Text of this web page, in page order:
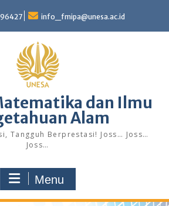
info_fmipa@unesa.ac.id
dan Ilmu
Alam
Tangguh Berprestasi! Joss… Joss…
Joss…
Menu